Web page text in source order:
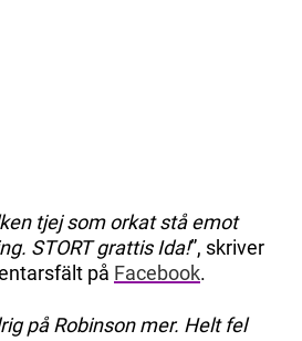
tjej som orkat stå emot
STORT grattis Ida!”, skriver
på Facebook.
på Robinson mer. Helt fel